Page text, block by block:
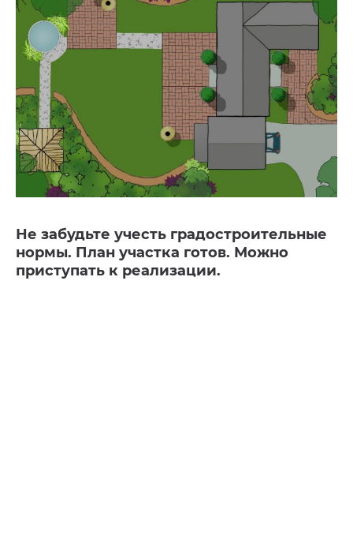
Не забудьте учесть градостроительные
нормы. План участка готов. Можно
приступать к реализации.